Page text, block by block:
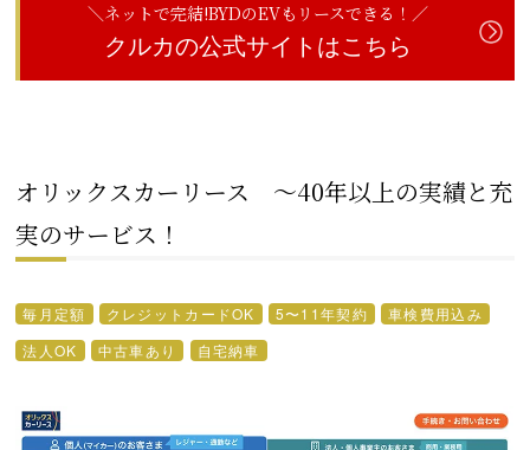
＼ネットで完結!BYDのEVもリースできる！／
クルカの公式サイトはこちら
オリックスカーリース ～40年以上の実績と充
実のサービス！
毎月定額 クレジットカードOK 5〜11年契約
車検費用込み
法人OK
中古車あり 自宅納車